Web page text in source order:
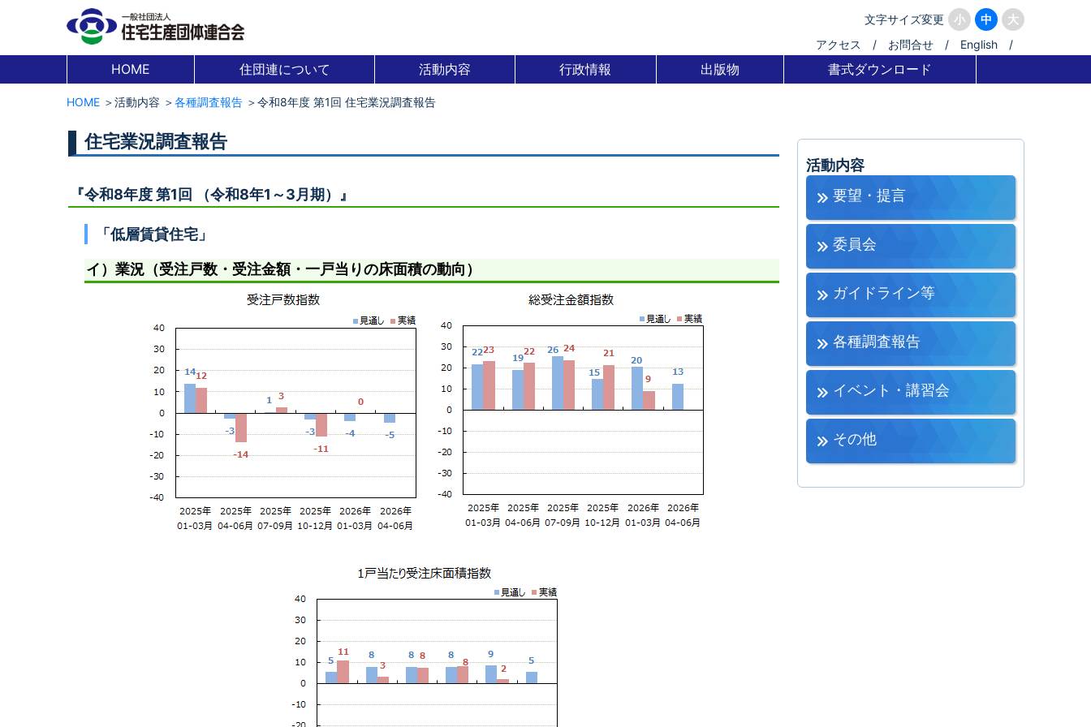
文字サイズ変更 小 中
大
アクセス
/ お問合せ / English /
HOME 住団連について 活動内容 行政情報 出版物 書式ダウンロード
HOME 活動内容 各種調査報告 令和8年度 第1回 住宅業況調査報告
住宅業況調査報告
『令和8年度 第1回 （令和8年1～3月期）』
「低層賃貸住宅」
イ）業況（受注戸数・受注金額・一戸当りの床面積の動向）
活動内容
要望・提言
委員会
ガイドライン等
各種調査報告
イベント・講習会
その他